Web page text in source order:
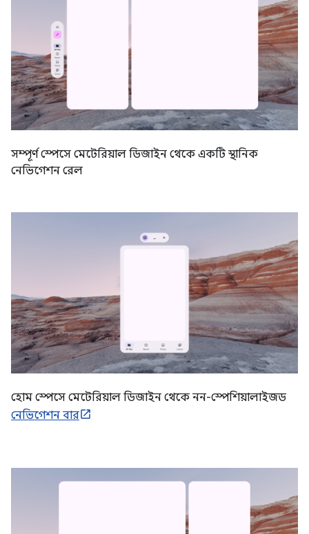
সম্পূর্ণ স্পেসে মেটেরিয়াল ডিজাইন থেকে একটি স্থানিক
নেভিগেশন রেল
হোম স্পেসে মেটেরিয়াল ডিজাইন থেকে নন-স্পেশিয়ালাইজড
নেভিগেশন বার